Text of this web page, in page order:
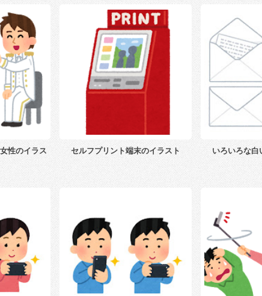
性のイラス
セルフプリント端末のイラスト いろいろな白